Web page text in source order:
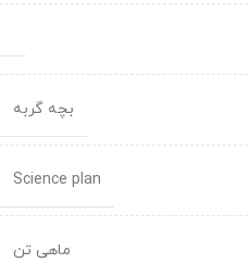
بچه گربه
Science plan
ماهی تن